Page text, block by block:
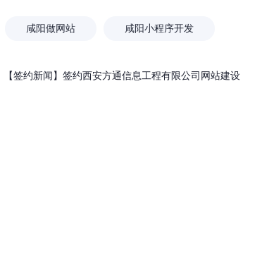
咸阳做网站 咸阳小程序开发
【签约新闻】签约西安方通信息工程有限公司网站建设